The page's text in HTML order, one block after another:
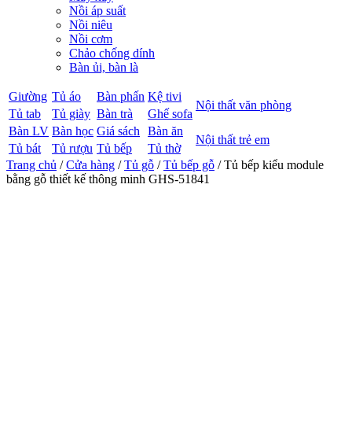
Nồi áp suất
Nồi niêu
Nồi cơm
Chảo chống dính
Bàn ủi, bàn là
Giường Tủ áo Bàn phấn Kệ tivi
Nội thất văn phòng
Tủ tab Tủ giày Bàn trà
Ghế sofa
Bàn LV Bàn học Giá sách Bàn ăn
Nội thất trẻ em
Tủ bát Tủ rượu Tủ bếp
Tủ thờ
Trang chủ /Cửa hàng /Tủ gỗ /Tủ bếp gỗ / Tủ bếp kiểu module
bằng gỗ thiết kế thông minh GHS-51841